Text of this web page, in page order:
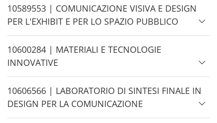
d
e
H
i
d
e
10589553 | COMUNICAZIONE VISIVA E DESIGN
PER L'EXHIBIT E PER LO SPAZIO PUBBLICO
H
i
d
e
10600284 | MATERIALI E TECNOLOGIE
INNOVATIVE
H
i
d
10606566 | LABORATORIO DI SINTESI FINALE IN
DESIGN PER LA COMUNICAZIONE